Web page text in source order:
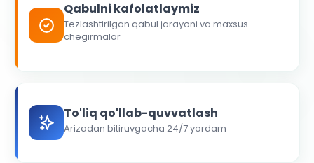
Qabulni kafolatlaymiz
Tezlashtirilgan qabul jarayoni va maxsus
chegirmalar
To'liq qo'llab-quvvatlash
Arizadan bitiruvgacha 24/7 yordam